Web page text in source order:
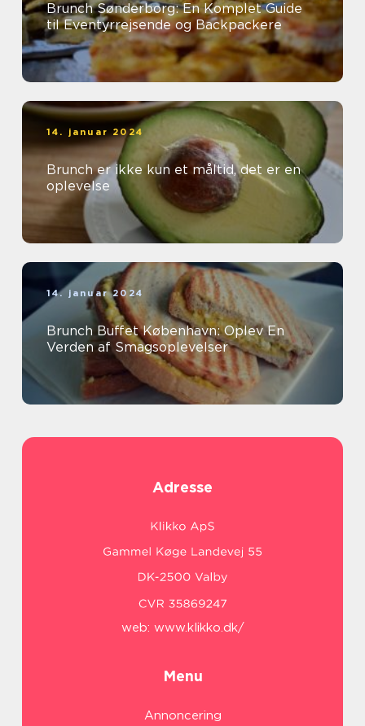
Brunch Sønderborg: En Komplet Guide
til Eventyrrejsende og Backpackere
14. januar 2024
Brunch er ikke kun et måltid, det er en
oplevelse
14. januar 2024
Brunch Buffet København: Oplev En
Verden af Smagsoplevelser
Adresse
web: www.klikko.dk/
Menu
Annoncering